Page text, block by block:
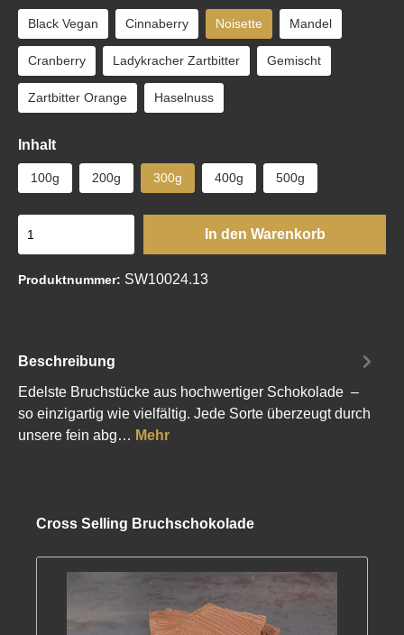
Black Vegan Cinnaberry Noisette Mandel
Cranberry Ladykracher Zartbitter Gemischt
Zartbitter Orange Haselnuss
Inhalt
100g 200g 300g 400g 500g
In den Warenkorb
Produktnummer: SW10024.13
Beschreibung
Edelste Bruchstücke aus hochwertiger Schokolade –
so einzigartig wie vielfältig. Jede Sorte überzeugt durch
unsere fein abg… Mehr
Cross Selling Bruchschokolade